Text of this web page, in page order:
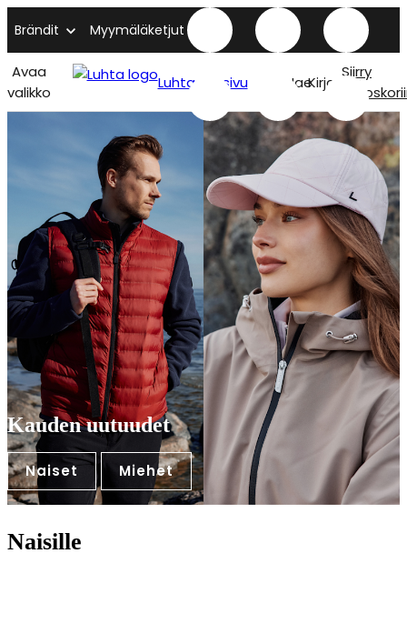
Brändit Myymäläketjut
Avaa
valikko
Luhta etusivu HaeKirjaudu
Siirry
Kauden uutuudet
Naiset Miehet
Naisille